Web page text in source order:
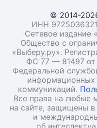
© 2014-
ИНН
Сетевое издание
Общество с
«Выберу.ру».
ФС 77 — 81497 от
Федеральной
информационных
коммуникаций.
Все права на любые
на сайте, защищены
и